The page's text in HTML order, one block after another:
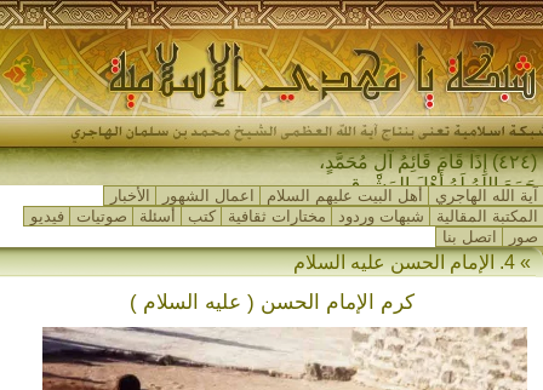
(٤٢٤) إِذَا قَامَ قَائِمُ آلِ مُحَمَّدٍ،
جَمَعَ اللهُ لَهُ أَهْلَ المَشْرِقِ وَأَهْلَ
ال-
آية الله الهاجري أهل البيت عليهم السلام اعمال الشهور
الأخبار
المكتبة المقالية
شبهات وردود مختارات ثقافية كتب أسئلة صوتيات
فيديو
صور
اتصل بنا
» 4. الإمام الحسن عليه السلام
كرم الإمام الحسن ( عليه السلام )